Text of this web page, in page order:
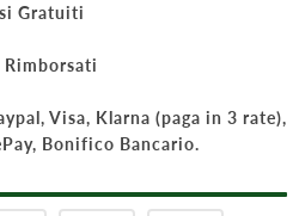
Gratuiti
Visa, Klarna (paga in 3 rate),
Bonifico Bancario.